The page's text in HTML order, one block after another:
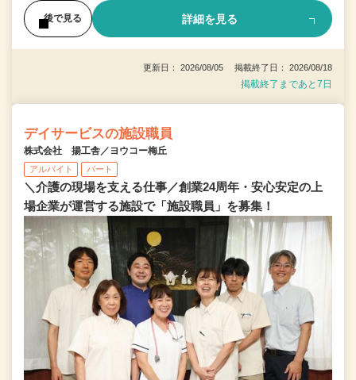
後で見る 詳細を見る
更新日： 2026/08/05 掲載終了日： 2026/08/18
掲載終了まであと7日
デイサービスの施設職員
株式会社 揚工舎／ヨウコー梅丘
アルバイト パート
＼介護の現場を支える仕事／創業24周年・安心安定の上
場企業が運営する施設で「施設職員」を募集！